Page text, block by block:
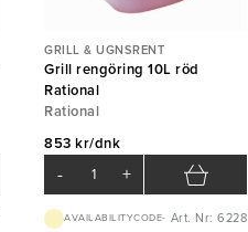
GRILL & UGNSRENT
Grill rengöring 10L röd
Rational
Rational
853 kr/dnk
- +
AVAILABILITYCODE- Art. Nr: 6228